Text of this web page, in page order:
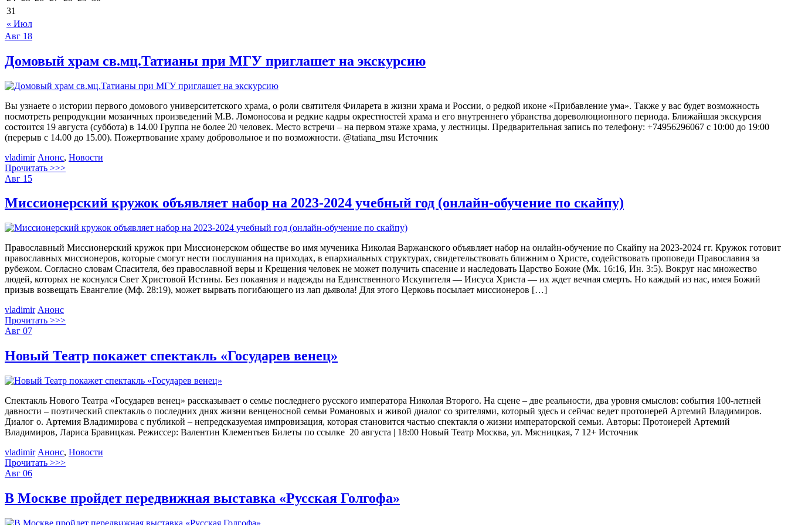
« Июл
31
Авг 18
Домовый храм св.мц.Татианы при МГУ приглашет на экскурсию
Вы узнаете о истории первого домового университетского храма, о роли святителя Филарета в жизни храма и России, о редкой иконе «Прибавление ума». Также у вас будет возможность
посмотреть репродукции мозаичных произведений М.В. Ломоносова и редкие кадры окрестностей храма и его внутреннего убранства дореволюционного периода. Ближайшая экскурсия
состоится 19 августа (суббота) в 14.00 Группа не более 20 человек. Место встречи – на первом этаже храма, у лестницы. Предварительная запись по телефону: +74956296067 с 10:00 до 19:00
(перерыв с 14.00 до 15.00). Пожертвование храму добровольное и по возможности. @tatiana_msu Источник
vladimir Анонс, Новости
Прочитать >>>
Авг 15
Миссионерский кружок объявляет набор на 2023-2024 учебный год (онлайн-обучение по скайпу)
Православный Миссионерский кружок при Миссионерском обществе во имя мученика Николая Варжанского объявляет набор на онлайн-обучение по Скайпу на 2023-2024 гг. Кружок готовит
православных миссионеров, которые смогут нести послушания на приходах, в епархиальных структурах, свидетельствовать ближним о Христе, содействовать проповеди Православия за
рубежом. Согласно словам Спасителя, без православной веры и Крещения человек не может получить спасение и наследовать Царство Божие (Мк. 16:16, Ин. 3:5). Вокруг нас множество
людей, которых не коснулся Свет Христовой Истины. Без покаяния и надежды на Единственного Искупителя — Иисуса Христа — их ждет вечная смерть. Но каждый из нас, имея Божий
призыв возвещать Евангелие (Мф. 28:19), может вырвать погибающего из лап дьявола! Для этого Церковь посылает миссионеров […]
vladimir Анонс
Прочитать >>>
Авг 07
Новый Театр покажет спектакль «Государев венец»
Спектакль Нового Театра «Государев венец» рассказывает о семье последнего русского императора Николая Второго. На сцене – две реальности, два уровня смыслов: события 100-летней
давности – поэтический спектакль о последних днях жизни венценосной семьи Романовых и живой диалог со зрителями, который здесь и сейчас ведет протоиерей Артемий Владимиров.
Диалог о. Артемия Владимирова с публикой – непредсказуемая импровизация, которая становится частью спектакля о жизни императорской семьи. Авторы: Протоиерей Артемий
Владимиров, Лариса Бравицкая. Режиссер: Валентин Клементьев Билеты по ссылке 20 августа | 18:00 Новый Театр Москва, ул. Мясницкая, 7 12+ Источник
vladimir Анонс, Новости
Прочитать >>>
Авг 06
В Москве пройдет передвижная выставка «Русская Голгофа»